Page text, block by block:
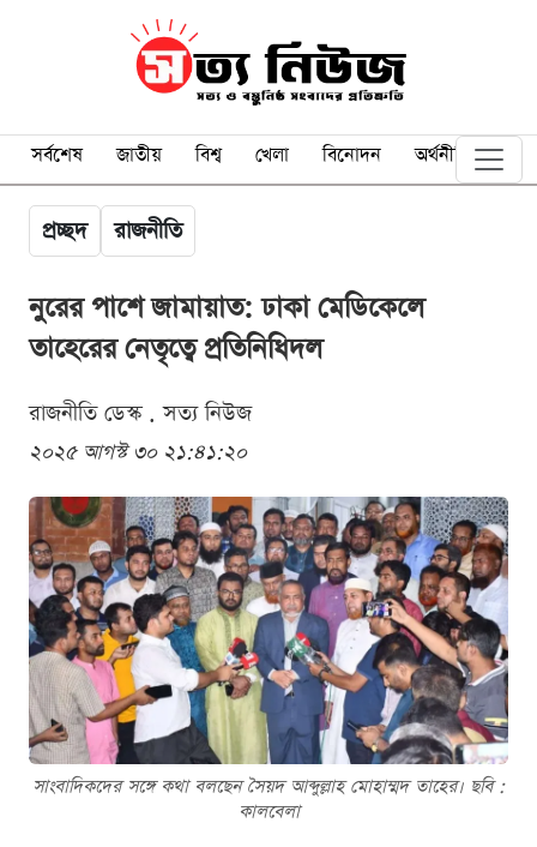
সর্বশেষ জাতীয় বিশ্ব খেলা বিনোদন অর্থনীতি
প্রচ্ছদ রাজনীতি
নুরের পাশে জামায়াত: ঢাকা মেডিকেলে
তাহেরের নেতৃত্বে প্রতিনিধিদল
রাজনীতি ডেস্ক . সত্য নিউজ
২০২৫ আগস্ট ৩০ ২১:৪১:২০
সাংবাদিকদের সঙ্গে কথা বলছেন সৈয়দ আব্দুল্লাহ মোহাম্মদ তাহের। ছবি :
কালবেলা